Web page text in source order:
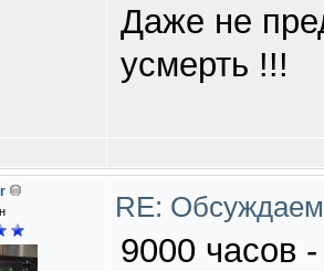
Даже не
усмерть !!!
RE:
9000 часов